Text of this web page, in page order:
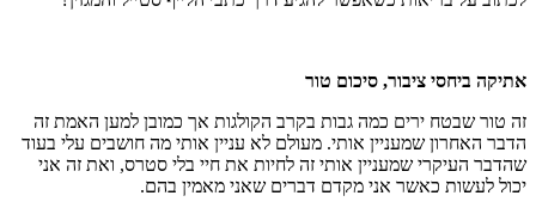
אתיקה ביחסי ציבור, סיכום טור
זה טור שבטח ירים כמה גבות בקרב הקולגות אך כמובן למען האמת זה
הדבר האחרון שמעניין אותי. מעולם לא עניין אותי מה חושבים עלי בעוד
שהדבר העיקרי שמעניין אותי זה לחיות את חיי בלי סטרס, ואת זה אני
יכול לעשות כאשר אני מקדם דברים שאני מאמין בהם.